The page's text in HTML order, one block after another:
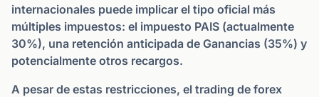
internacionales puede implicar el tipo oficial más
múltiples impuestos: el impuesto PAIS (actualmente
30%), una retención anticipada de Ganancias (35%) y
potencialmente otros recargos.
A pesar de estas restricciones, el trading de forex